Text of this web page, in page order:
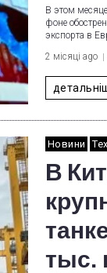
В этом
фоне
экспорта в
2 місяці ago
Новини
В
тыс.